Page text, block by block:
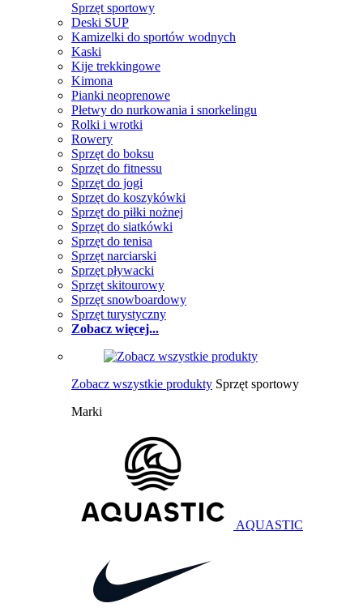
Sprzęt sportowy
Deski SUP
Kamizelki do sportów wodnych
Kaski
Kije trekkingowe
Kimona
Pianki neoprenowe
Płetwy do nurkowania i snorkelingu
Rolki i wrotki
Rowery
Sprzęt do boksu
Sprzęt do fitnessu
Sprzęt do jogi
Sprzęt do koszykówki
Sprzęt do piłki nożnej
Sprzęt do siatkówki
Sprzęt do tenisa
Sprzęt narciarski
Sprzęt pływacki
Sprzęt skitourowy
Sprzęt snowboardowy
Sprzęt turystyczny
Zobacz więcej...
Zobacz wszystkie produkty Sprzęt sportowy
Marki
AQUASTIC